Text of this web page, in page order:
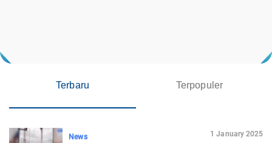
Terbaru Terpopuler
News 1 January 2025